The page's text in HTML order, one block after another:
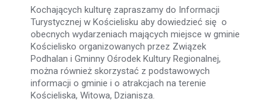
Kochających kulturę zapraszamy do Informacji
Turystycznej w Kościelisku aby dowiedzieć się o
obecnych wydarzeniach mających miejsce w gminie
Kościelisko organizowanych przez Związek
Podhalan i Gminny Ośrodek Kultury Regionalnej,
można również skorzystać z podstawowych
informacji o gminie i o atrakcjach na terenie
Kościeliska, Witowa, Dzianisza.